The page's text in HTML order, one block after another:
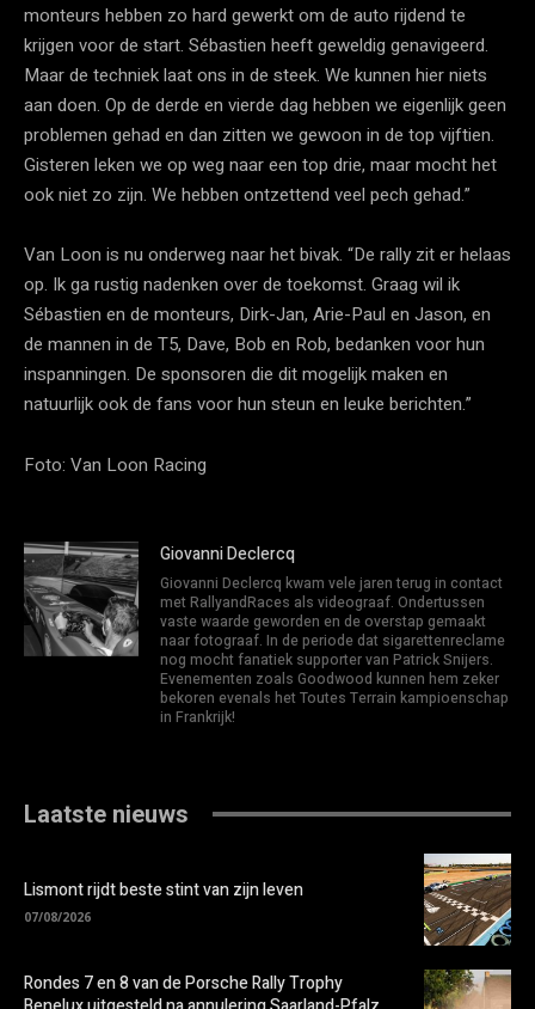
monteurs hebben zo hard gewerkt om de auto rijdend te
krijgen voor de start. Sébastien heeft geweldig genavigeerd.
Maar de techniek laat ons in de steek. We kunnen hier niets
aan doen. Op de derde en vierde dag hebben we eigenlijk geen
problemen gehad en dan zitten we gewoon in de top vijftien.
Gisteren leken we op weg naar een top drie, maar mocht het
ook niet zo zijn. We hebben ontzettend veel pech gehad.”
Van Loon is nu onderweg naar het bivak. “De rally zit er helaas
op. Ik ga rustig nadenken over de toekomst. Graag wil ik
Sébastien en de monteurs, Dirk-Jan, Arie-Paul en Jason, en
de mannen in de T5, Dave, Bob en Rob, bedanken voor hun
inspanningen. De sponsoren die dit mogelijk maken en
natuurlijk ook de fans voor hun steun en leuke berichten.”
Foto: Van Loon Racing
Giovanni Declercq
Giovanni Declercq kwam vele jaren terug in contact
met RallyandRaces als videograaf. Ondertussen
vaste waarde geworden en de overstap gemaakt
naar fotograaf. In de periode dat sigarettenreclame
nog mocht fanatiek supporter van Patrick Snijers.
Evenementen zoals Goodwood kunnen hem zeker
bekoren evenals het Toutes Terrain kampioenschap
in Frankrijk!
Laatste nieuws
Lismont rijdt beste stint van zijn leven
07/08/2026
Rondes 7 en 8 van de Porsche Rally Trophy